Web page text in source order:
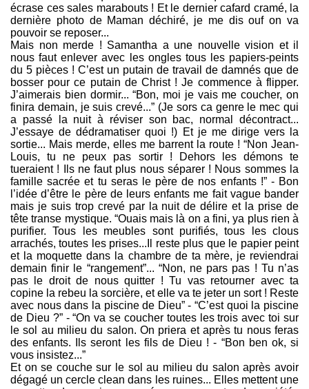
écrase ces sales marabouts ! Et le dernier cafard cramé, la
dernière photo de Maman déchiré, je me dis ouf on va
pouvoir se reposer...
Mais non merde ! Samantha a une nouvelle vision et il
nous faut enlever avec les ongles tous les papiers-peints
du 5 pièces ! C’est un putain de travail de damnés que de
bosser pour ce putain de Christ ! Je commence à flipper.
J’aimerais bien dormir... “Bon, moi je vais me coucher, on
finira demain, je suis crevé...” (Je sors ca genre le mec qui
a passé la nuit à réviser son bac, normal décontract...
J’essaye de dédramatiser quoi !) Et je me dirige vers la
sortie... Mais merde, elles me barrent la route ! “Non Jean-
Louis, tu ne peux pas sortir ! Dehors les démons te
tueraient ! Ils ne faut plus nous séparer ! Nous sommes la
famille sacrée et tu seras le père de nos enfants !” - Bon
l’idée d’être le père de leurs enfants me fait vague bander
mais je suis trop crevé par la nuit de délire et la prise de
tête transe mystique. “Ouais mais là on a fini, ya plus rien à
purifier. Tous les meubles sont purifiés, tous les clous
arrachés, toutes les prises...Il reste plus que le papier peint
et la moquette dans la chambre de ta mère, je reviendrai
demain finir le “rangement”... “Non, ne pars pas ! Tu n’as
pas le droit de nous quitter ! Tu vas retourner avec ta
copine la rebeu la sorcière, et elle va te jeter un sort ! Reste
avec nous dans la piscine de Dieu” - “C’est quoi la piscine
de Dieu ?” - “On va se coucher toutes les trois avec toi sur
le sol au milieu du salon. On priera et après tu nous feras
des enfants. Ils seront les fils de Dieu ! - “Bon ben ok, si
vous insistez...”
Et on se couche sur le sol au milieu du salon après avoir
dégagé un cercle clean dans les ruines... Elles mettent une